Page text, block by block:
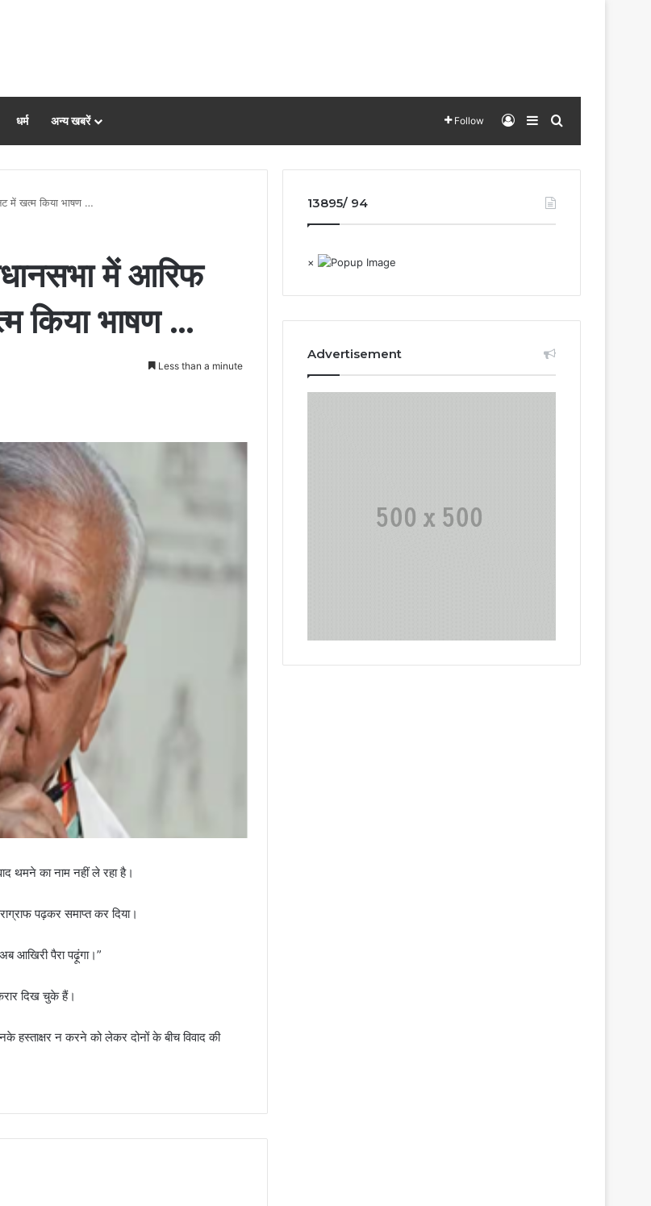
धर्म अन्य खबरें Follow Log InSidebarSearch for
में खत्म किया भाषण …
में आरिफ
किया भाषण …
Less than a minute
थमने का नाम नहीं ले रहा है।
पढ़कर समाप्त कर दिया।
आखिरी पैरा पढ़ूंगा।”
दिख चुके हैं।
हस्ताक्षर न करने को लेकर दोनों के बीच विवाद की
13895/ 94
×
Advertisement